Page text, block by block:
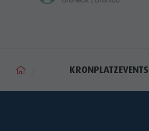
KRONPLATZEVENTS